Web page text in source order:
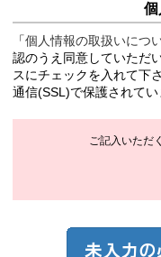
個
「個人情報の取扱いにつ
認のうえ同意していただ
スにチェックを入れて下
通信(SSL)で保護されてい
ご記入いただ